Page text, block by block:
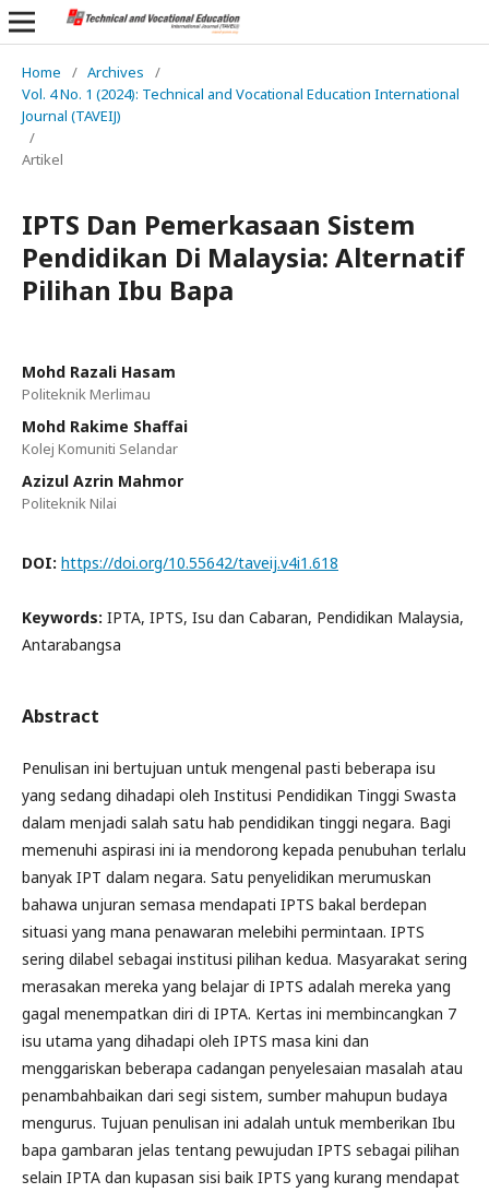
Home / Archives
/
Vol. 4 No. 1 (2024): Technical and Vocational Education International
Journal (TAVEIJ)
/
Artikel
IPTS Dan Pemerkasaan Sistem
Pendidikan Di Malaysia: Alternatif
Pilihan Ibu Bapa
Mohd Razali Hasam
Politeknik Merlimau
Mohd Rakime Shaffai
Kolej Komuniti Selandar
Azizul Azrin Mahmor
Politeknik Nilai
DOI: https://doi.org/10.55642/taveij.v4i1.618
Keywords: IPTA, IPTS, Isu dan Cabaran, Pendidikan Malaysia,
Antarabangsa
Abstract
Penulisan ini bertujuan untuk mengenal pasti beberapa isu
yang sedang dihadapi oleh Institusi Pendidikan Tinggi Swasta
dalam menjadi salah satu hab pendidikan tinggi negara. Bagi
memenuhi aspirasi ini ia mendorong kepada penubuhan terlalu
banyak IPT dalam negara. Satu penyelidikan merumuskan
bahawa unjuran semasa mendapati IPTS bakal berdepan
situasi yang mana penawaran melebihi permintaan. IPTS
sering dilabel sebagai institusi pilihan kedua. Masyarakat sering
merasakan mereka yang belajar di IPTS adalah mereka yang
gagal menempatkan diri di IPTA. Kertas ini membincangkan 7
isu utama yang dihadapi oleh IPTS masa kini dan
menggariskan beberapa cadangan penyelesaian masalah atau
penambahbaikan dari segi sistem, sumber mahupun budaya
mengurus. Tujuan penulisan ini adalah untuk memberikan Ibu
bapa gambaran jelas tentang pewujudan IPTS sebagai pilihan
selain IPTA dan kupasan sisi baik IPTS yang kurang mendapat